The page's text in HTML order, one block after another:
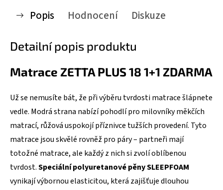
Popis Hodnocení Diskuze
Detailní popis produktu
Matrace ZETTA PLUS 18 1+1 ZDARMA
Už se nemusíte bát, že při výběru tvrdosti matrace šlápnete
vedle. Modrá strana nabízí pohodlí pro milovníky měkčích
matrací, růžová uspokojí příznivce tužších provedení. Tyto
matrace jsou skvělé rovněž pro páry – partneři mají
totožné matrace, ale každý z nich si zvolí oblíbenou
tvrdost.Speciální polyuretanové pěny SLEEPFOAM
vynikají výbornou elasticitou, která zajišťuje dlouhou